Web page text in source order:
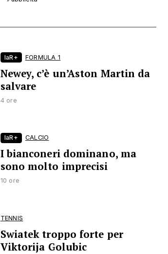
laR+ FORMULA 1
Newey, c’è un’Aston Martin da
salvare
4 ore
laR+ CALCIO
I bianconeri dominano, ma
sono molto imprecisi
10 ore
TENNIS
Swiatek troppo forte per
Viktorija Golubic